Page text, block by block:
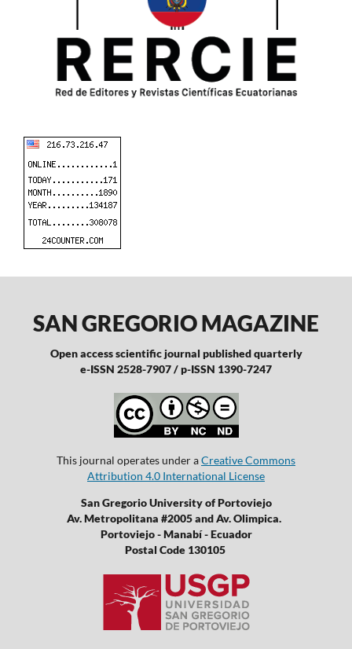
SAN GREGORIO MAGAZINE
Open access scientific journal published quarterly
e-ISSN 2528-7907 / p-ISSN 1390-7247
This journal operates under aCreative Commons
Attribution 4.0 International License
San Gregorio University of Portoviejo
Av. Metropolitana #2005 and Av. Olimpica.
Portoviejo - Manabí - Ecuador
Postal Code 130105